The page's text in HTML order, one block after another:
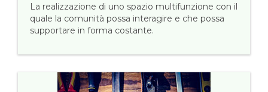
La realizzazione di uno spazio multifunzione con il
quale la comunità possa interagire e che possa
supportare in forma costante.